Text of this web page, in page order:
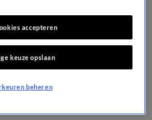
tafel moet
tussen
Yeşilgöz
accepteren
keuze opslaan
beheren